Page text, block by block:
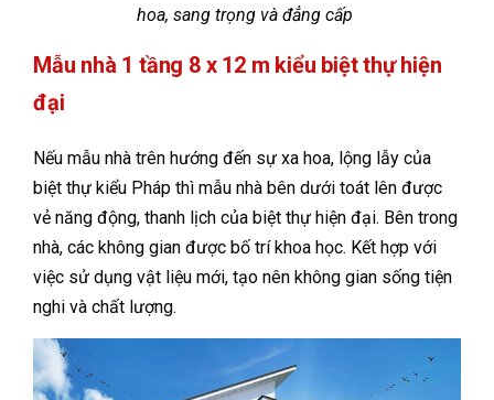
hoa, sang trọng và đẳng cấp
Mẫu nhà 1 tầng 8 x 12 m kiểu biệt thự hiện
đại
Nếu mẫu nhà trên hướng đến sự xa hoa, lộng lẫy của
biệt thự kiểu Pháp thì mẫu nhà bên dưới toát lên được
vẻ năng động, thanh lịch của biệt thự hiện đại. Bên trong
nhà, các không gian được bố trí khoa học. Kết hợp với
việc sử dụng vật liệu mới, tạo nên không gian sống tiện
nghi và chất lượng.